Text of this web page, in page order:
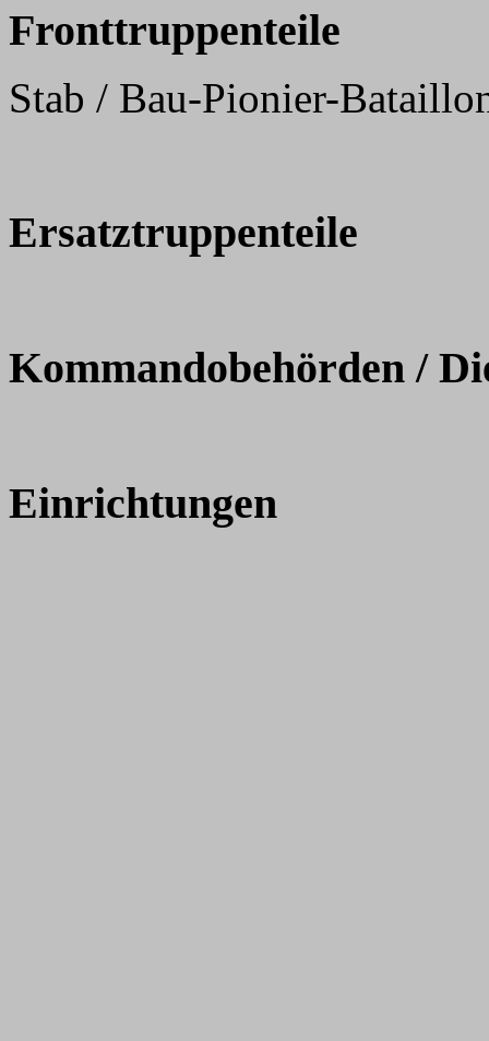
Fronttruppenteile
Stab / Bau-Pionier-
Ersatztruppenteile
Kommandobehörden /
Einrichtungen